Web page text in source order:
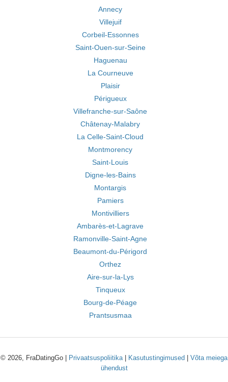
Annecy
Villejuif
Corbeil-Essonnes
Saint-Ouen-sur-Seine
Haguenau
La Courneuve
Plaisir
Périgueux
Villefranche-sur-Saône
Châtenay-Malabry
La Celle-Saint-Cloud
Montmorency
Saint-Louis
Digne-les-Bains
Montargis
Pamiers
Montivilliers
Ambarès-et-Lagrave
Ramonville-Saint-Agne
Beaumont-du-Périgord
Orthez
Aire-sur-la-Lys
Tinqueux
Bourg-de-Péage
Prantsusmaa
© 2026, FraDatingGo | Privaatsuspoliitika| Kasutustingimused
Võta meiega
ühendust